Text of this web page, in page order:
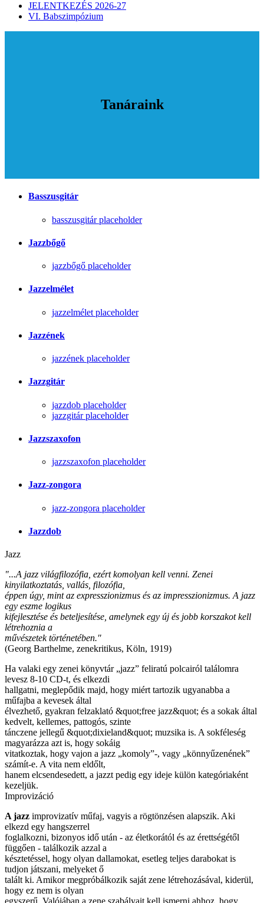
JELENTKEZÉS 2026-27
VI. Babszimpózium
Tanáraink
Basszusgitár
basszusgitár placeholder
Jazzbőgő
jazzbőgő placeholder
Jazzelmélet
jazzelmélet placeholder
Jazzének
jazzének placeholder
Jazzgitár
jazzdob placeholder
jazzgitár placeholder
Jazzszaxofon
jazzszaxofon placeholder
Jazz-zongora
jazz-zongora placeholder
Jazzdob
Jazz
"...A jazz világfilozófia, ezért komolyan kell venni. Zenei
kinyilatkoztatás, vallás, filozófia,
éppen úgy, mint az expresszionizmus és az impresszionizmus. A jazz
egy eszme logikus
kifejlesztése és beteljesítése, amelynek egy új és jobb korszakot kell
létrehoznia a
művészetek történetében."
(Georg Barthelme, zenekritikus, Köln, 1919)
Ha valaki egy zenei könyvtár „jazz” feliratú polcairól találomra
levesz 8-10 CD-t, és elkezdi
hallgatni, meglepődik majd, hogy miért tartozik ugyanabba a
műfajba a kevesek által
élvezhető, gyakran felzaklató &quot;free jazz&quot; és a sokak által
kedvelt, kellemes, pattogós, szinte
tánczene jellegű &quot;dixieland&quot; muzsika is. A sokféleség
magyarázza azt is, hogy sokáig
vitatkoztak, hogy vajon a jazz „komoly”-, vagy „könnyűzenének”
számít-e. A vita nem eldőlt,
hanem elcsendesedett, a jazzt pedig egy ideje külön kategóriaként
kezeljük.
Improvizáció
A jazz improvizatív műfaj, vagyis a rögtönzésen alapszik. Aki
elkezd egy hangszerrel
foglalkozni, bizonyos idő után - az életkorától és az érettségétől
függően - találkozik azzal a
késztetéssel, hogy olyan dallamokat, esetleg teljes darabokat is
tudjon játszani, melyeket ő
talált ki. Amikor megpróbálkozik saját zene létrehozásával, kiderül,
hogy ez nem is olyan